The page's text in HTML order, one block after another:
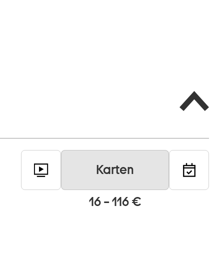
Karten
16 – 116 €